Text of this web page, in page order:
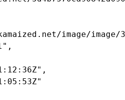
image/